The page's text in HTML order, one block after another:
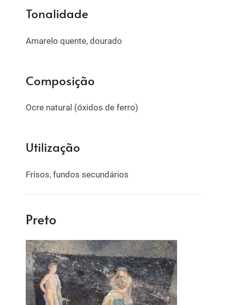
Tonalidade
Amarelo quente, dourado
Composição
Ocre natural (óxidos de ferro)
Utilização
Frisos, fundos secundários
Preto